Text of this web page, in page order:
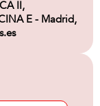
II,
E - Madrid,